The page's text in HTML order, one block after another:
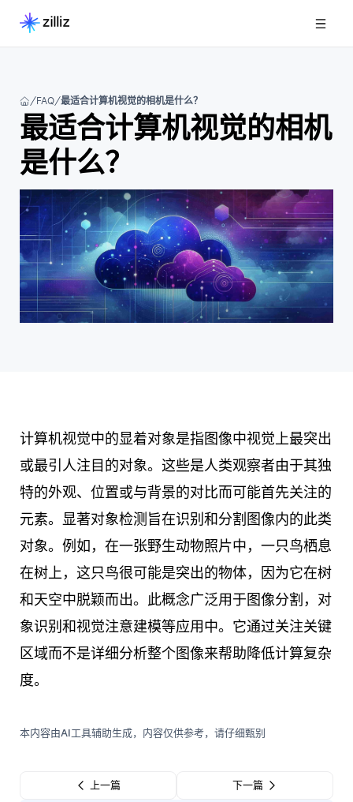
FAQ 最适合计算机视觉的相机是什么？
最适合计算机视觉的相机
是什么？
计算机视觉中的显着对象是指图像中视觉上最突出
或最引人注目的对象。这些是人类观察者由于其独
特的外观、位置或与背景的对比而可能首先关注的
元素。显著对象检测旨在识别和分割图像内的此类
对象。例如，在一张野生动物照片中，一只鸟栖息
在树上，这只鸟很可能是突出的物体，因为它在树
和天空中脱颖而出。此概念广泛用于图像分割，对
象识别和视觉注意建模等应用中。它通过关注关键
区域而不是详细分析整个图像来帮助降低计算复杂
度。
本内容由AI工具辅助生成，内容仅供参考，请仔细甄别
上一篇 下一篇